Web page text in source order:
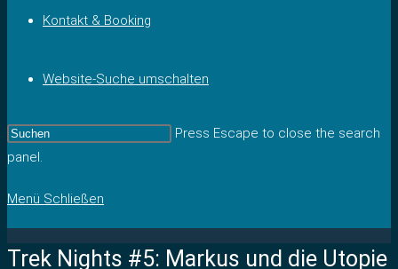
Kontakt & Booking
Website-Suche umschalten
Press Escape to close the search
panel.
Menü Schließen
Trek Nights #5: Markus und die Utopie